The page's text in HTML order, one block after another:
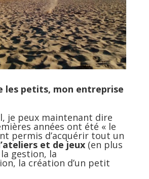
les petits, mon entreprise
je peux maintenant dire
années ont été « le
permis d’acquérir tout un
et de jeux(en plus
gestion, la
la création d’un petit